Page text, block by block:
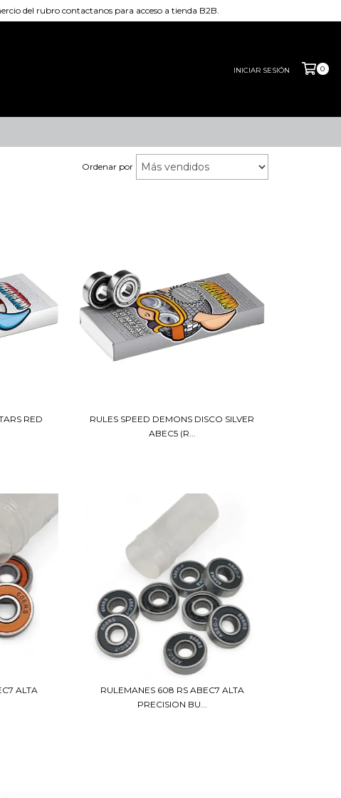
del rubro contactanos para acceso a tienda B2B.
INICIAR SESIÓN 0
Ordenar por
RED
RULES SPEED DEMONS DISCO SILVER
ABEC5 (R...
ALTA
RULEMANES 608 RS ABEC7 ALTA
PRECISION BU...